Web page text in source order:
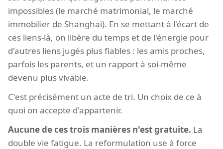
impossibles (le marché matrimonial, le marché
immobilier de Shanghai). En se mettant à l'écart de
ces liens-là, on libère du temps et de l'énergie pour
d'autres liens jugés plus fiables : les amis proches,
parfois les parents, et un rapport à soi-même
devenu plus vivable.
C'est précisément un acte de tri. Un choix de ce à
quoi on accepte d'appartenir.
Aucune de ces trois manières n'est gratuite. La
double vie fatigue. La reformulation use à force